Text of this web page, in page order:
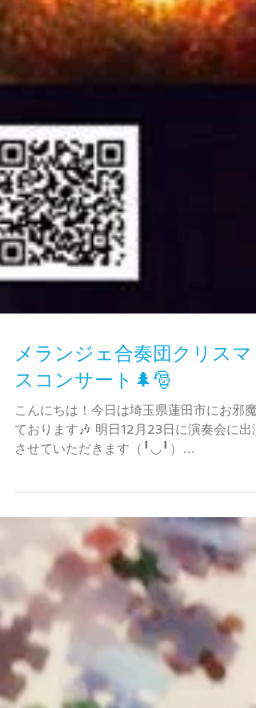
メランジェ合奏団クリスマ
スコンサート🌲🎅
させていただきます（╹◡╹）
2017/12/23（土•祝）開演14:15（13:30開
場） 当日券：2,000円 前売り：1,500円
生（大学生以下）：1,000円 未就学児 無
料...